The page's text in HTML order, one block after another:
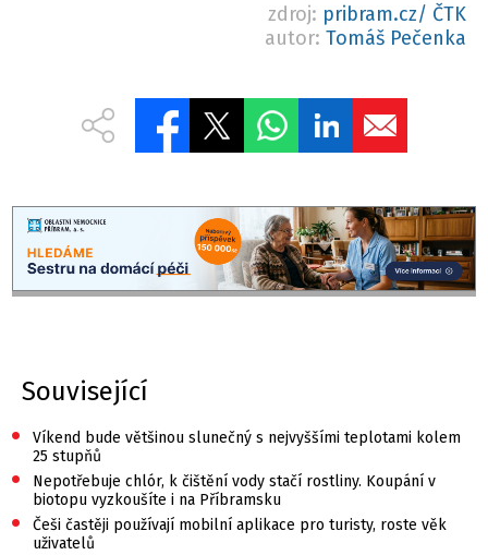
zdroj: pribram.cz/ ČTK
autor: Tomáš Pečenka
Související
•
Víkend bude většinou slunečný s nejvyššími teplotami kolem
25 stupňů
•
Nepotřebuje chlór, k čištění vody stačí rostliny. Koupání v
biotopu vyzkoušíte i na Příbramsku
•
Češi častěji používají mobilní aplikace pro turisty, roste věk
uživatelů